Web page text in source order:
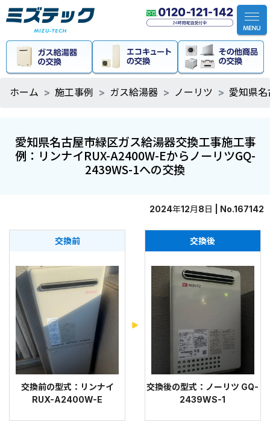
ホーム 施工事例 ガス給湯器 ノーリツ 愛知県
愛知県名古屋市緑区ガス給湯器交換工事施工事
例：リンナイRUX-A2400W-EからノーリツGQ-
2439WS-1への交換
2024年12月8日 | No.167142
交換前
交換前の型式：リンナイ
RUX-A2400W-E
交換後
交換後の型式：ノーリツ GQ-
2439WS-1